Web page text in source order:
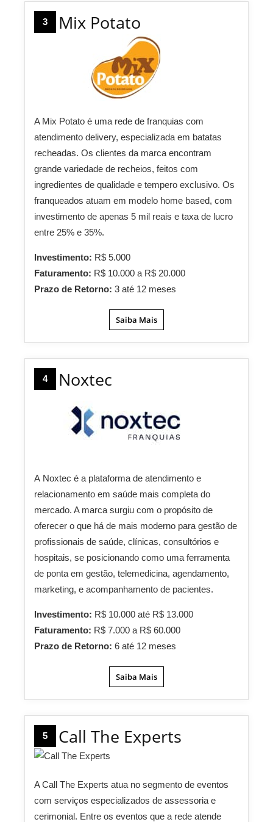
3 Mix Potato
A Mix Potato é uma rede de franquias com
atendimento delivery, especializada em batatas
recheadas. Os clientes da marca encontram
grande variedade de recheios, feitos com
ingredientes de qualidade e tempero exclusivo. Os
franqueados atuam em modelo home based, com
investimento de apenas 5 mil reais e taxa de lucro
entre 25% e 35%.
Investimento: R$ 5.000
Faturamento: R$ 10.000 a R$ 20.000
Prazo de Retorno: 3 até 12 meses
Saiba Mais
4 Noxtec
A Noxtec é a plataforma de atendimento e
relacionamento em saúde mais completa do
mercado. A marca surgiu com o propósito de
oferecer o que há de mais moderno para gestão de
profissionais de saúde, clínicas, consultórios e
hospitais, se posicionando como uma ferramenta
de ponta em gestão, telemedicina, agendamento,
marketing, e acompanhamento de pacientes.
Investimento: R$ 10.000 até R$ 13.000
Faturamento: R$ 7.000 a R$ 60.000
Prazo de Retorno: 6 até 12 meses
Saiba Mais
5 Call The Experts
A Call The Experts atua no segmento de eventos
com serviços especializados de assessoria e
cerimonial. Entre os eventos que a rede atende